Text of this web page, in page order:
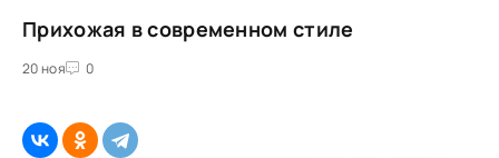
Прихожая в современном стиле
20 ноя 0